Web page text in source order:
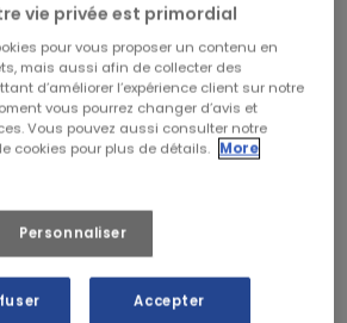
COBRA - BOLLE
vie privée est primordial
pour vous proposer un contenu en
mais aussi afin de collecter des
d’améliorer l’expérience client sur notre
vous pourrez changer d’avis et
Vous pouvez aussi consulter notre
cookies pour plus de détails. More
Personnaliser
Accepter